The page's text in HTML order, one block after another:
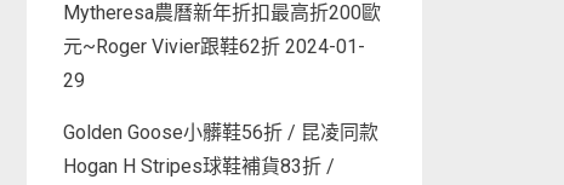
Mytheresa農曆新年折扣最高折200歐
元~Roger Vivier跟鞋62折 2024-01-
29
Golden Goose小髒鞋56折 / 昆凌同款
Hogan H Stripes球鞋補貨83折 /